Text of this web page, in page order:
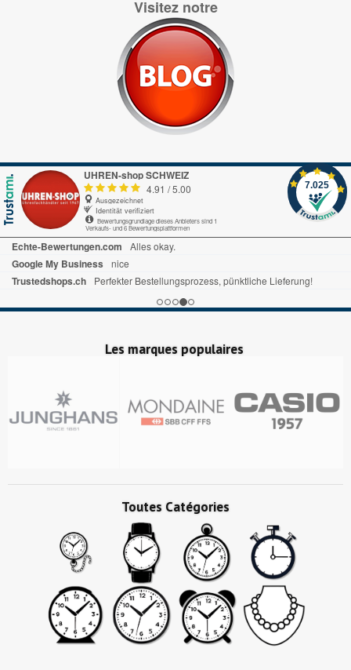
Visitez notre
UHREN-shop SCHWEIZ
4.91 /5.00
Ausgezeichnet
Identität verifiziert
Bewertungsgrundlage dieses Anbieters sind 1
Verkaufs- und 6 Bewertungsplattformen
7.025
Les marques populaires
Toutes Catégories